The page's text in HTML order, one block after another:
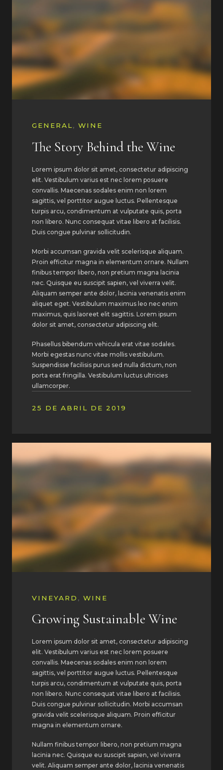
GENERAL, WINE
The Story Behind the Wine
Lorem ipsum dolor sit amet, consectetur adipiscing
elit. Vestibulum varius est nec lorem posuere
convallis. Maecenas sodales enim non lorem
sagittis, vel porttitor augue luctus. Pellentesque
turpis arcu, condimentum at vulputate quis, porta
non libero. Nunc consequat vitae libero at facilisis.
Duis congue pulvinar sollicitudin.
Morbi accumsan gravida velit scelerisque aliquam.
Proin efficitur magna in elementum ornare. Nullam
finibus tempor libero, non pretium magna lacinia
nec. Quisque eu suscipit sapien, vel viverra velit.
Aliquam semper ante dolor, lacinia venenatis enim
aliquet eget. Vestibulum maximus leo nec enim
maximus, quis laoreet elit sagittis. Lorem ipsum
dolor sit amet, consectetur adipiscing elit.
Phasellus bibendum vehicula erat vitae sodales.
Morbi egestas nunc vitae mollis vestibulum.
Suspendisse facilisis purus sed nulla dictum, non
porta erat fringilla. Vestibulum luctus ultricies
ullamcorper.
25 DE ABRIL DE 2019
VINEYARD , WINE
Growing Sustainable Wine
Lorem ipsum dolor sit amet, consectetur adipiscing
elit. Vestibulum varius est nec lorem posuere
convallis. Maecenas sodales enim non lorem
sagittis, vel porttitor augue luctus. Pellentesque
turpis arcu, condimentum at vulputate quis, porta
non libero. Nunc consequat vitae libero at facilisis.
Duis congue pulvinar sollicitudin. Morbi accumsan
gravida velit scelerisque aliquam. Proin efficitur
magna in elementum ornare.
Nullam finibus tempor libero, non pretium magna
lacinia nec. Quisque eu suscipit sapien, vel viverra
velit. Aliquam semper ante dolor, lacinia venenatis